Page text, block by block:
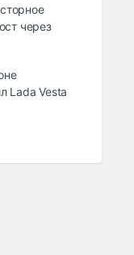
через
Lada Vesta